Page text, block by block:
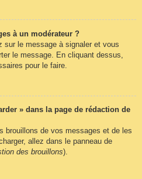
à un modérateur ?
sur le message à signaler et vous
le message. En cliquant dessus,
pour le faire.
» dans la page de rédaction de
brouillons de vos messages et de les
allez dans le panneau de
des brouillons).